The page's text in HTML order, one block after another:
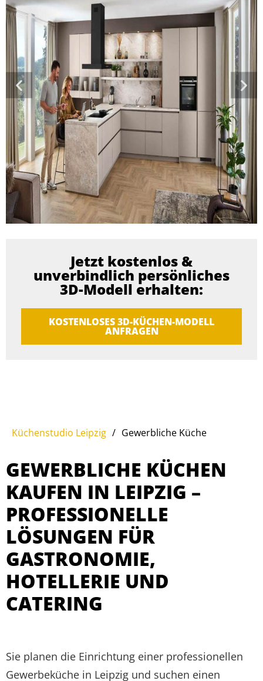
Jetzt kostenlos &
unverbindlich persönliches
3D-Modell erhalten:
KOSTENLOSES 3D-KÜCHEN-MODELL
ANFRAGEN
Küchenstudio Leipzig / Gewerbliche Küche
GEWERBLICHE KÜCHEN
KAUFEN IN LEIPZIG –
PROFESSIONELLE
LÖSUNGEN FÜR
GASTRONOMIE,
HOTELLERIE UND
CATERING
Sie planen die Einrichtung einer professionellen
Gewerbeküche in Leipzig und suchen einen